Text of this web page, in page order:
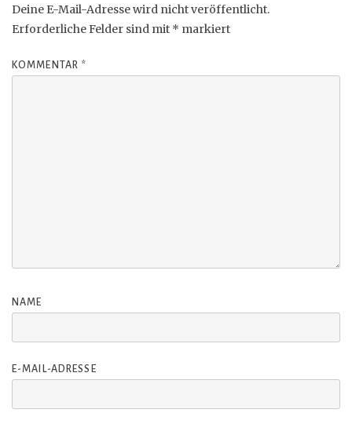
Deine E-Mail-Adresse wird nicht veröffentlicht.
Erforderliche Felder sind mit * markiert
KOMMENTAR *
NAME
E-MAIL-ADRESSE